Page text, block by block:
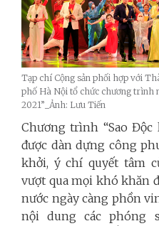
Tạp chí Cộng sản phối hợp với
phố Hà Nội tổ chức chương trình
2021”_Ảnh: Lưu Tiến
Chương trình “Sao Độc
được dàn dựng công
khởi, ý chí quyết tâm
vượt qua mọi khó khăn
nước ngày càng phồn
nội dung các phóng